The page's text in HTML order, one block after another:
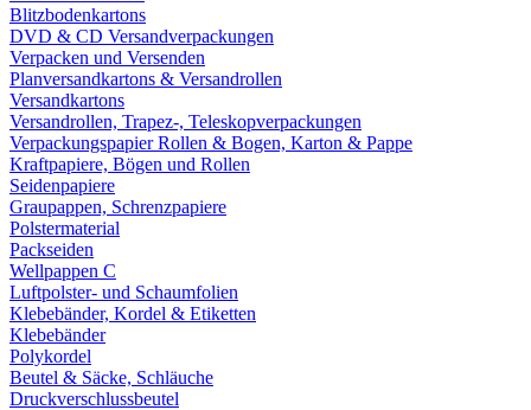
Blitzbodenkartons
DVD & CD Versandverpackungen
Verpacken und Versenden
Planversandkartons & Versandrollen
Versandkartons
Versandrollen, Trapez-, Teleskopverpackungen
Verpackungspapier Rollen & Bogen, Karton & Pappe
Kraftpapiere, Bögen und Rollen
Seidenpapiere
Graupappen, Schrenzpapiere
Polstermaterial
Packseiden
Wellpappen C
Luftpolster- und Schaumfolien
Klebebänder, Kordel & Etiketten
Klebebänder
Polykordel
Beutel & Säcke, Schläuche
Druckverschlussbeutel